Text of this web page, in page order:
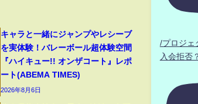
キャラと一緒にジャンプやレシーブ
を実体験！バレーボール超体験空間
『ハイキュー!! オンザコート』レポ
ート(ABEMA TIMES)
2026年8月6日
/プロジ
入会拒否